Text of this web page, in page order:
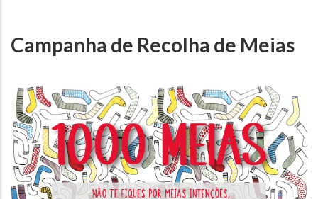
Campanha de Recolha de Meias